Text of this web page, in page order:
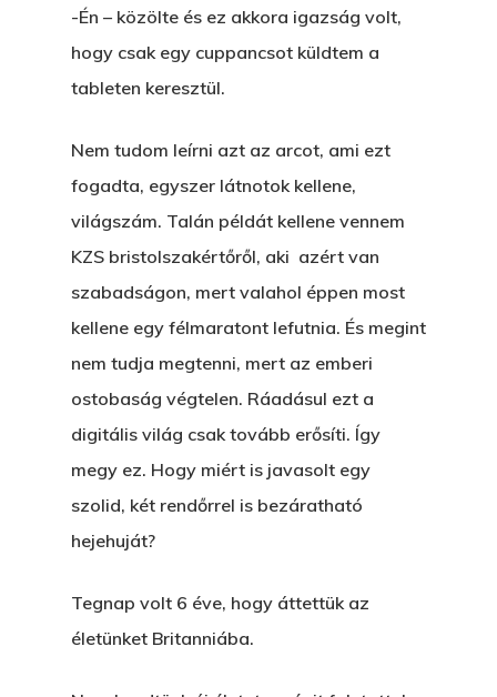
-Én – közölte és ez akkora igazság volt,
hogy csak egy cuppancsot küldtem a
tableten keresztül.
Nem tudom leírni azt az arcot, ami ezt
fogadta, egyszer látnotok kellene,
világszám. Talán példát kellene vennem
KZS bristolszakértőről, aki azért van
szabadságon, mert valahol éppen most
kellene egy félmaratont lefutnia. És megint
nem tudja megtenni, mert az emberi
ostobaság végtelen. Ráadásul ezt a
digitális világ csak tovább erősíti. Így
megy ez. Hogy miért is javasolt egy
szolid, két rendőrrel is bezáratható
hejehuját?
Tegnap volt 6 éve, hogy áttettük az
életünket Britanniába.